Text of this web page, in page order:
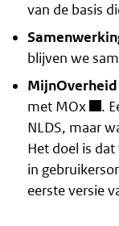
van de basis
blijven we
met MOx
.
NLDS, maar
Het doel is
in
eerste versie